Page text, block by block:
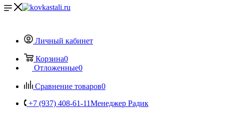
Личный кабинет
Корзина0
Отложенные0
Сравнение товаров0
+7 (937) 408-61-11Менеджер Радик